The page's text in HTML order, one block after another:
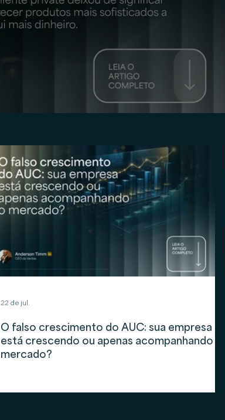
O falso crescimento do AUC: sua empresa
está crescendo ou apenas acompanhando o
mercado?
22 de jul.